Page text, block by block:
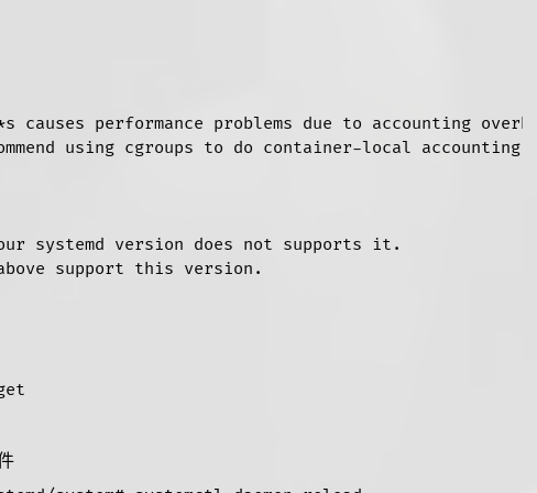
causes performance problems due to accounting
using cgroups to do container-local accounting.
systemd version does not supports it.
support this version.